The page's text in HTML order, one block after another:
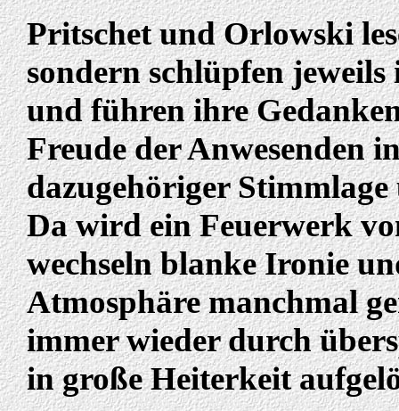
Pritschet und Orlowski
sondern schlüpfen
und führen ihre
Freude der Anwesenden
dazugehöriger
Da wird ein Feuerwerk
wechseln blanke Ironie
Atmosphäre manchmal
immer wieder durch
in große Heiterkeit